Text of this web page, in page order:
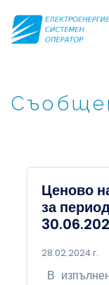
Ценово
за
28.02.2024 г.
В